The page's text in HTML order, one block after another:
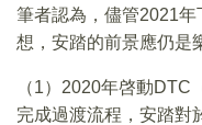
筆者認為，儘管2021
想，安踏的前景應仍是
（1）2020年啓動
完成過渡流程，安踏對